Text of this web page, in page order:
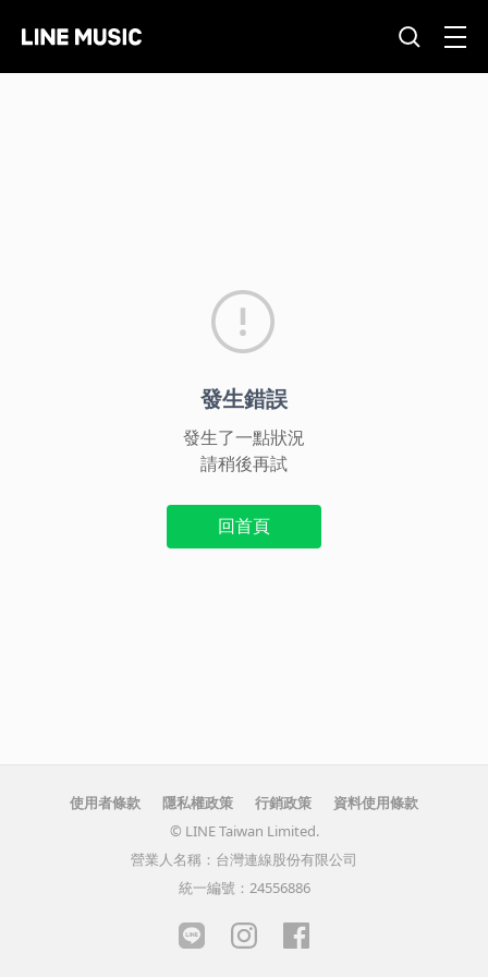
發生錯誤
發生了一點狀況
請稍後再試
回首頁
使用者條款 隱私權政策 行銷政策
資料使用條款
© LINE Taiwan Limited.
營業人名稱：台灣連線股份有限公司
統一編號：24556886